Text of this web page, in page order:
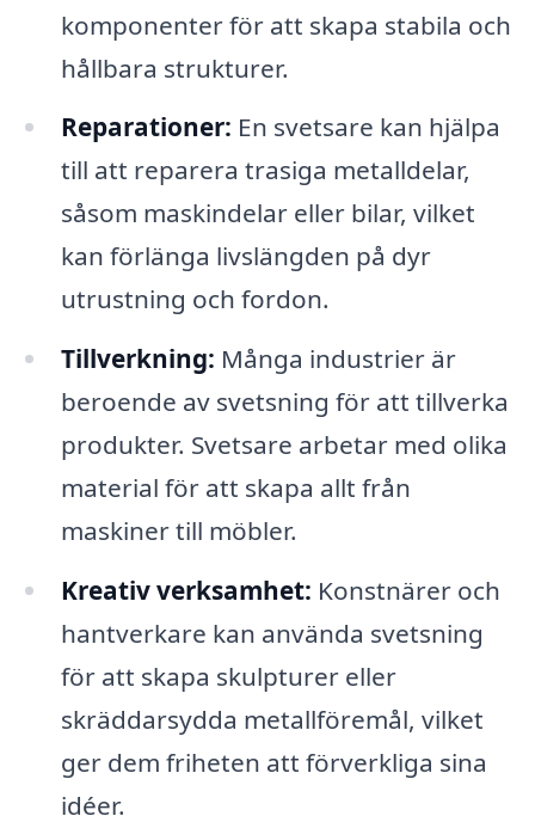
komponenter för att skapa stabila och
hållbara strukturer.
Reparationer: En svetsare kan hjälpa
till att reparera trasiga metalldelar,
såsom maskindelar eller bilar, vilket
kan förlänga livslängden på dyr
utrustning och fordon.
Tillverkning: Många industrier är
beroende av svetsning för att tillverka
produkter. Svetsare arbetar med olika
material för att skapa allt från
maskiner till möbler.
Kreativ verksamhet: Konstnärer och
hantverkare kan använda svetsning
för att skapa skulpturer eller
skräddarsydda metallföremål, vilket
ger dem friheten att förverkliga sina
idéer.